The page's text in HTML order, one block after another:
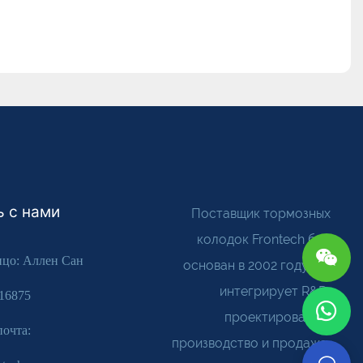
с нами
Аллен Сан
Поставщик тормозных
колодок Frontech был
основан в 2002 году. Он
интегрирует R&D,
проектирование,
производство и продажа,